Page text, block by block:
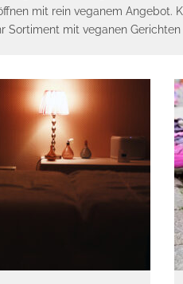
mit rein veganem Angebot.
Sortiment mit veganen